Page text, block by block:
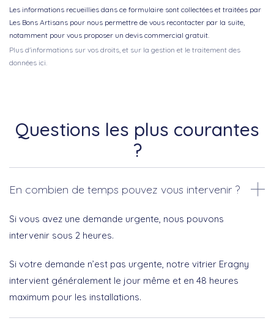
Les informations recueillies dans ce formulaire sont collectées et traitées par
Les Bons Artisans pour nous permettre de vous recontacter par la suite,
notamment pour vous proposer un devis commercial gratuit.
Plus d'informations sur vos droits, et sur la gestion et le traitement des
données ici.
Questions les plus courantes
?
En combien de temps pouvez vous intervenir ?
Si vous avez une demande urgente, nous pouvons
intervenir sous 2 heures.
Si votre demande n’est pas urgente, notre vitrier Eragny
intervient généralement le jour même et en 48 heures
maximum pour les installations.